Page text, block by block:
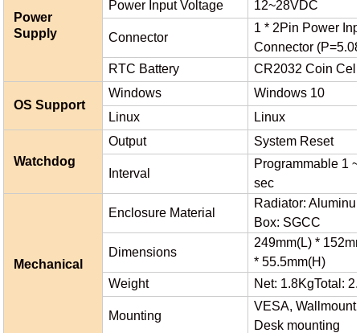
Power
Supply
Power Input Voltage 12~28VDC
Connector
1 * 2Pin Power
Connector
RTC Battery
CR2032 Coin Cell
OS Support
Windows
Windows 10
Linux
Linux
Watchdog
Output System Reset
Interval
Programmable 1
sec
Mechanical
Enclosure Material
Radiator:
Box: SGCC
Dimensions
249mm(L) *
* 55.5mm(H)
Weight
Net: 1.8KgTotal:
Mounting
VESA, Wallmount,
Desk mounting